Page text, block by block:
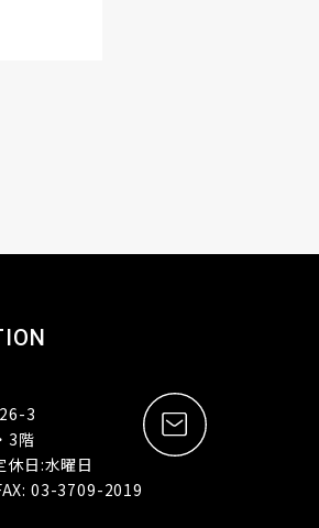
3
3階
日:水曜日
03-3709-2019